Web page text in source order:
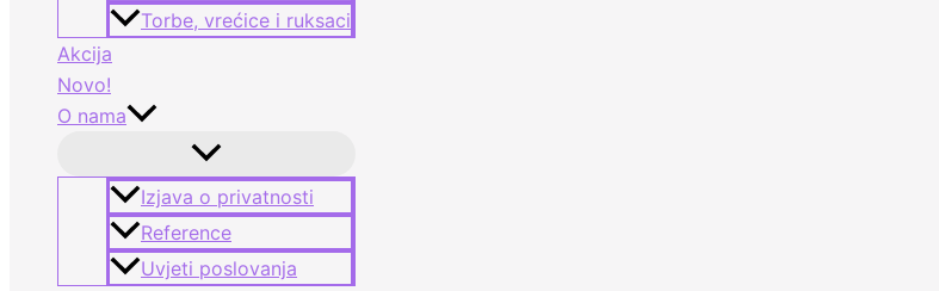
Torbe, vrećice i ruksaci
Akcija
Novo!
O nama
Izjava o privatnosti
Reference
Uvjeti poslovanja